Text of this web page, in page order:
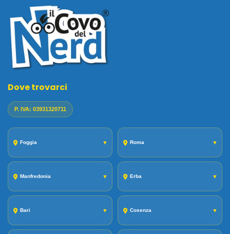
Dove trovarci
P. IVA: 03931320711
Foggia ▼ Roma ▼
Manfredonia ▼ Erba ▼
Bari ▼ Cosenza ▼